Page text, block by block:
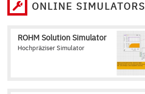
ONLINE SIMULATORS
ROHM Solution Simulator
Hochpräziser Simulator